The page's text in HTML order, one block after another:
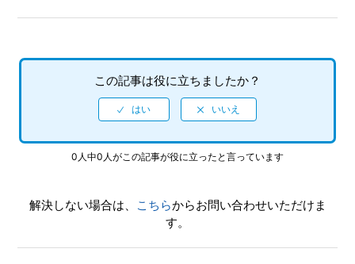
【PS4/北斗が如く】アップデート配信の内容を教えてほし
この記事は役に立ちましたか？
0人中0人がこの記事が役に立ったと言っています
解決しない場合は、 こちらからお問い合わせいただけま
す。